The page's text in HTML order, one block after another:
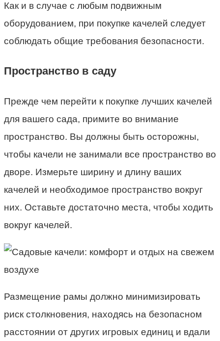
Как и в случае с любым подвижным
оборудованием, при покупке качелей следует
соблюдать общие требования безопасности.
Пространство в саду
Прежде чем перейти к покупке лучших качелей
для вашего сада, примите во внимание
пространство. Вы должны быть осторожны,
чтобы качели не занимали все пространство во
дворе. Измерьте ширину и длину ваших
качелей и необходимое пространство вокруг
них. Оставьте достаточно места, чтобы ходить
вокруг качелей.
Размещение рамы должно минимизировать
риск столкновения, находясь на безопасном
расстоянии от других игровых единиц и вдали